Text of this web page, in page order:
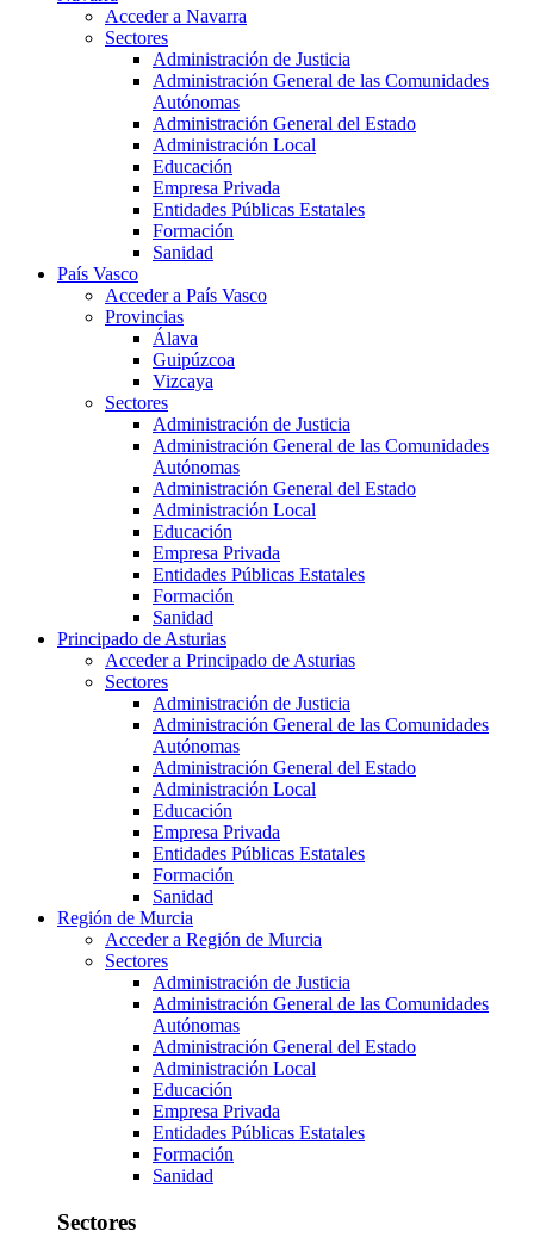
Acceder a Navarra
Sectores
Administración de Justicia
Administración General de las Comunidades
Autónomas
Administración General del Estado
Administración Local
Educación
Empresa Privada
Entidades Públicas Estatales
Formación
Sanidad
País Vasco
Acceder a País Vasco
Provincias
Álava
Guipúzcoa
Vizcaya
Sectores
Administración de Justicia
Administración General de las Comunidades
Autónomas
Administración General del Estado
Administración Local
Educación
Empresa Privada
Entidades Públicas Estatales
Formación
Sanidad
Principado de Asturias
Acceder a Principado de Asturias
Sectores
Administración de Justicia
Administración General de las Comunidades
Autónomas
Administración General del Estado
Administración Local
Educación
Empresa Privada
Entidades Públicas Estatales
Formación
Sanidad
Región de Murcia
Acceder a Región de Murcia
Sectores
Administración de Justicia
Administración General de las Comunidades
Autónomas
Administración General del Estado
Administración Local
Educación
Empresa Privada
Entidades Públicas Estatales
Formación
Sanidad
Sectores